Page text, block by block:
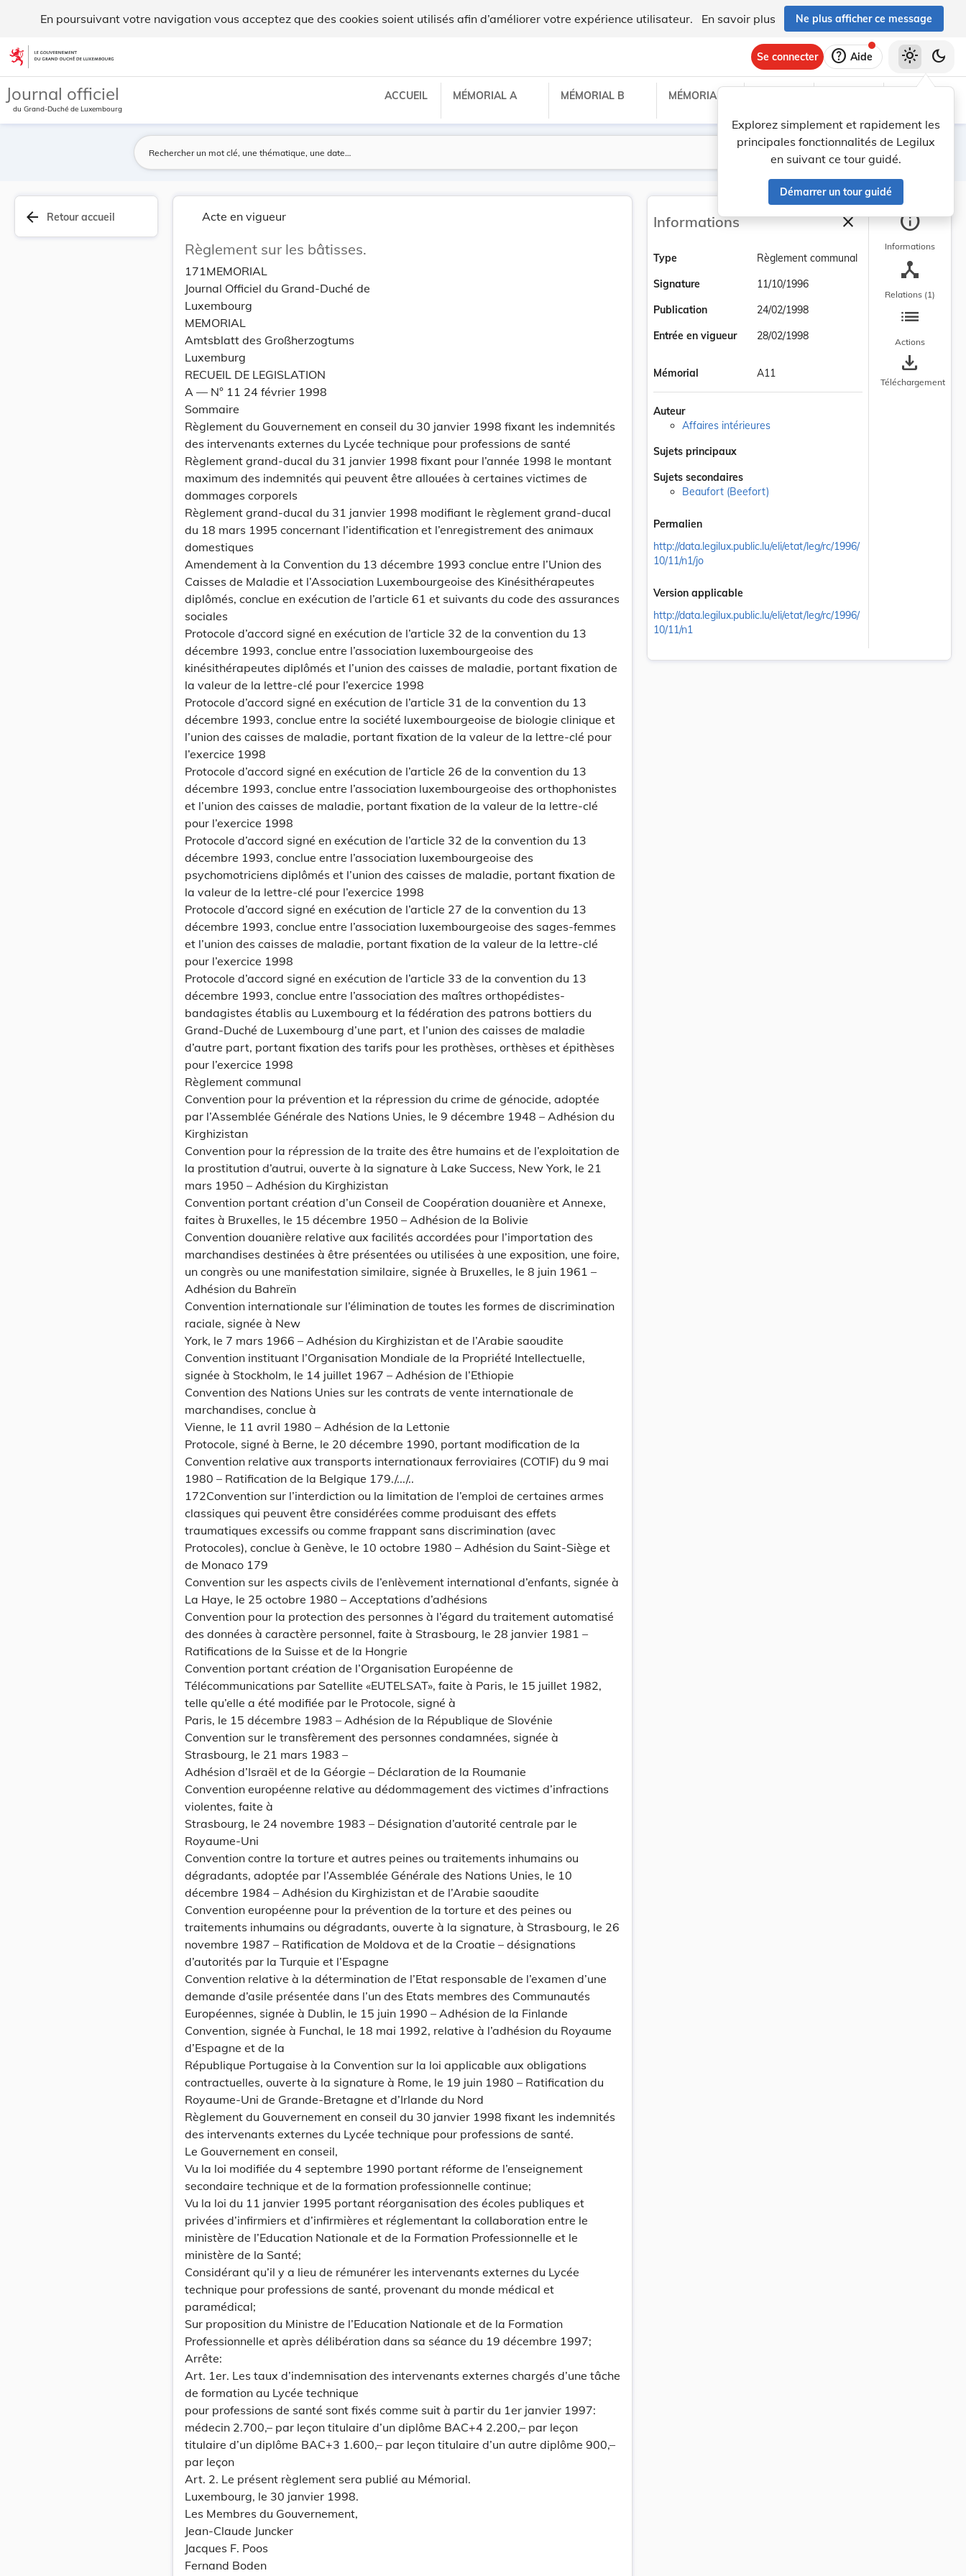
En poursuivant votre navigation vous acceptez que des cookies soient utilisés afin d’améliorer votre expérience utilisateur. En savoir plus Ne plus afficher ce message
Aller au contenu
Se connecter help Aide
Explorez simplement et rapidement les
principales fonctionnalités de Legilux
en suivant ce tour guidé.
Démarrer un tour guidé
light_mode dark_mode
Journal officiel
du Grand-Duché de Luxembourg
ACCUEIL MÉMORIAL A MÉMORIAL B MÉMORIAL C
Lancer la recherche
Filtres
arrow_back Retour accueil Acte en vigueur
Règlement sur les bâtisses.
171MEMORIAL
Journal Officiel du Grand-Duché de
Luxembourg
MEMORIAL
Amtsblatt des Großherzogtums
Luxemburg
RECUEIL DE LEGISLATION
A –– N° 11 24 février 1998
Sommaire
Règlement du Gouvernement en conseil du 30 janvier 1998 fixant les indemnités
des intervenants externes du Lycée technique pour professions de santé
Règlement grand-ducal du 31 janvier 1998 fixant pour l’année 1998 le montant
maximum des indemnités qui peuvent être allouées à certaines victimes de
dommages corporels
Règlement grand-ducal du 31 janvier 1998 modifiant le règlement grand-ducal
du 18 mars 1995 concernant l’identification et l’enregistrement des animaux
domestiques
Amendement à la Convention du 13 décembre 1993 conclue entre l’Union des
Caisses de Maladie et l’Association Luxembourgeoise des Kinésithérapeutes
diplômés, conclue en exécution de l’article 61 et suivants du code des assurances
sociales
Protocole d’accord signé en exécution de l’article 32 de la convention du 13
décembre 1993, conclue entre l’association luxembourgeoise des
kinésithérapeutes diplômés et l’union des caisses de maladie, portant fixation de
la valeur de la lettre-clé pour l’exercice 1998
Protocole d’accord signé en exécution de l’article 31 de la convention du 13
décembre 1993, conclue entre la société luxembourgeoise de biologie clinique et
l’union des caisses de maladie, portant fixation de la valeur de la lettre-clé pour
l’exercice 1998
Protocole d’accord signé en exécution de l’article 26 de la convention du 13
décembre 1993, conclue entre l’association luxembourgeoise des orthophonistes
et l’union des caisses de maladie, portant fixation de la valeur de la lettre-clé
pour l’exercice 1998
Protocole d’accord signé en exécution de l’article 32 de la convention du 13
décembre 1993, conclue entre l’association luxembourgeoise des
psychomotriciens diplômés et l’union des caisses de maladie, portant fixation de
la valeur de la lettre-clé pour l’exercice 1998
Protocole d’accord signé en exécution de l’article 27 de la convention du 13
décembre 1993, conclue entre l’association luxembourgeoise des sages-femmes
et l’union des caisses de maladie, portant fixation de la valeur de la lettre-clé
pour l’exercice 1998
Protocole d’accord signé en exécution de l’article 33 de la convention du 13
décembre 1993, conclue entre l’association des maîtres orthopédistes-
bandagistes établis au Luxembourg et la fédération des patrons bottiers du
Grand-Duché de Luxembourg d’une part, et l’union des caisses de maladie
d’autre part, portant fixation des tarifs pour les prothèses, orthèses et épithèses
pour l’exercice 1998
Règlement communal
Convention pour la prévention et la répression du crime de génocide, adoptée
par l’Assemblée Générale des Nations Unies, le 9 décembre 1948 – Adhésion du
Kirghizistan
Convention pour la répression de la traite des être humains et de l’exploitation de
la prostitution d’autrui, ouverte à la signature à Lake Success, New York, le 21
mars 1950 – Adhésion du Kirghizistan
Convention portant création d’un Conseil de Coopération douanière et Annexe,
faites à Bruxelles, le 15 décembre 1950 – Adhésion de la Bolivie
Convention douanière relative aux facilités accordées pour l’importation des
marchandises destinées à être présentées ou utilisées à une exposition, une foire,
un congrès ou une manifestation similaire, signée à Bruxelles, le 8 juin 1961 –
Adhésion du Bahreïn
Convention internationale sur l’élimination de toutes les formes de discrimination
raciale, signée à New
York, le 7 mars 1966 – Adhésion du Kirghizistan et de l’Arabie saoudite
Convention instituant l’Organisation Mondiale de la Propriété Intellectuelle,
signée à Stockholm, le 14 juillet 1967 – Adhésion de l’Ethiopie
Convention des Nations Unies sur les contrats de vente internationale de
marchandises, conclue à
Vienne, le 11 avril 1980 – Adhésion de la Lettonie
Protocole, signé à Berne, le 20 décembre 1990, portant modification de la
Convention relative aux transports internationaux ferroviaires (COTIF) du 9 mai
1980 – Ratification de la Belgique 179./.../..
172Convention sur l’interdiction ou la limitation de l’emploi de certaines armes
classiques qui peuvent être considérées comme produisant des effets
traumatiques excessifs ou comme frappant sans discrimination (avec
Protocoles), conclue à Genève, le 10 octobre 1980 – Adhésion du Saint-Siège et
de Monaco 179
Convention sur les aspects civils de l’enlèvement international d’enfants, signée à
La Haye, le 25 octobre 1980 – Acceptations d’adhésions
Convention pour la protection des personnes à l’égard du traitement automatisé
des données à caractère personnel, faite à Strasbourg, le 28 janvier 1981 –
Ratifications de la Suisse et de la Hongrie
Convention portant création de l’Organisation Européenne de
Télécommunications par Satellite «EUTELSAT», faite à Paris, le 15 juillet 1982,
telle qu’elle a été modifiée par le Protocole, signé à
Paris, le 15 décembre 1983 – Adhésion de la République de Slovénie
Convention sur le transfèrement des personnes condamnées, signée à
Strasbourg, le 21 mars 1983 –
Adhésion d’Israël et de la Géorgie – Déclaration de la Roumanie
Convention européenne relative au dédommagement des victimes d’infractions
violentes, faite à
Strasbourg, le 24 novembre 1983 – Désignation d’autorité centrale par le
Royaume-Uni
Convention contre la torture et autres peines ou traitements inhumains ou
dégradants, adoptée par l’Assemblée Générale des Nations Unies, le 10
décembre 1984 – Adhésion du Kirghizistan et de l’Arabie saoudite
Convention européenne pour la prévention de la torture et des peines ou
traitements inhumains ou dégradants, ouverte à la signature, à Strasbourg, le 26
novembre 1987 – Ratification de Moldova et de la Croatie – désignations
d’autorités par la Turquie et l’Espagne
Convention relative à la détermination de l’Etat responsable de l’examen d’une
demande d’asile présentée dans l’un des Etats membres des Communautés
Européennes, signée à Dublin, le 15 juin 1990 – Adhésion de la Finlande
Convention, signée à Funchal, le 18 mai 1992, relative à l’adhésion du Royaume
d’Espagne et de la
République Portugaise à la Convention sur la loi applicable aux obligations
contractuelles, ouverte à la signature à Rome, le 19 juin 1980 – Ratification du
Royaume-Uni de Grande-Bretagne et d’Irlande du Nord
Règlement du Gouvernement en conseil du 30 janvier 1998 fixant les indemnités
des intervenants externes du Lycée technique pour professions de santé.
Le Gouvernement en conseil,
Vu la loi modifiée du 4 septembre 1990 portant réforme de l’enseignement
secondaire technique et de la formation professionnelle continue;
Vu la loi du 11 janvier 1995 portant réorganisation des écoles publiques et
privées d’infirmiers et d’infirmières et réglementant la collaboration entre le
ministère de l’Education Nationale et de la Formation Professionnelle et le
ministère de la Santé;
Considérant qu’il y a lieu de rémunérer les intervenants externes du Lycée
technique pour professions de santé, provenant du monde médical et
paramédical;
Sur proposition du Ministre de l’Education Nationale et de la Formation
Professionnelle et après délibération dans sa séance du 19 décembre 1997;
Arrête:
Art. 1er. Les taux d’indemnisation des intervenants externes chargés d’une tâche
de formation au Lycée technique
pour professions de santé sont fixés comme suit à partir du 1er janvier 1997:
médecin 2.700,– par leçon titulaire d’un diplôme BAC+4 2.200,– par leçon
titulaire d’un diplôme BAC+3 1.600,– par leçon titulaire d’un autre diplôme 900,–
par leçon
Art. 2. Le présent règlement sera publié au Mémorial.
Luxembourg, le 30 janvier 1998.
Les Membres du Gouvernement,
Jean-Claude Juncker
Jacques F. Poos
Fernand Boden
Informations closeFermer la barre
Type
Règlement communal
Signature
11/10/1996
Publication
24/02/1998
Entrée en vigueur
28/02/1998
Mémorial A11
Auteur
Affaires intérieures
Sujets principaux
Sujets secondaires
Beaufort (Beefort)
Permalien
http://data.legilux.public.lu/eli/etat/leg/rc/1996/
10/11/n1/jo
Version applicable
http://data.legilux.public.lu/eli/etat/leg/rc/1996/
10/11/n1
info
Informations
device_hub
Relations (1)
list
Actions
save_alt
Téléchargement